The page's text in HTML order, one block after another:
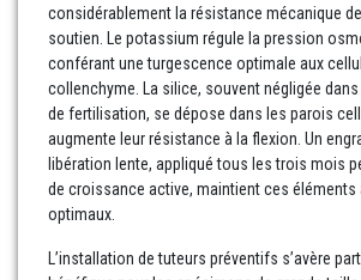
considérablement la résistance mécanique
soutien. Le potassium régule la pression
conférant une turgescence optimale aux
collenchyme. La silice, souvent négligée
de fertilisation, se dépose dans les parois
augmente leur résistance à la flexion. Un
libération lente, appliqué tous les trois mois
de croissance active, maintient ces éléments
optimaux.
L’installation de tuteurs préventifs s’avère